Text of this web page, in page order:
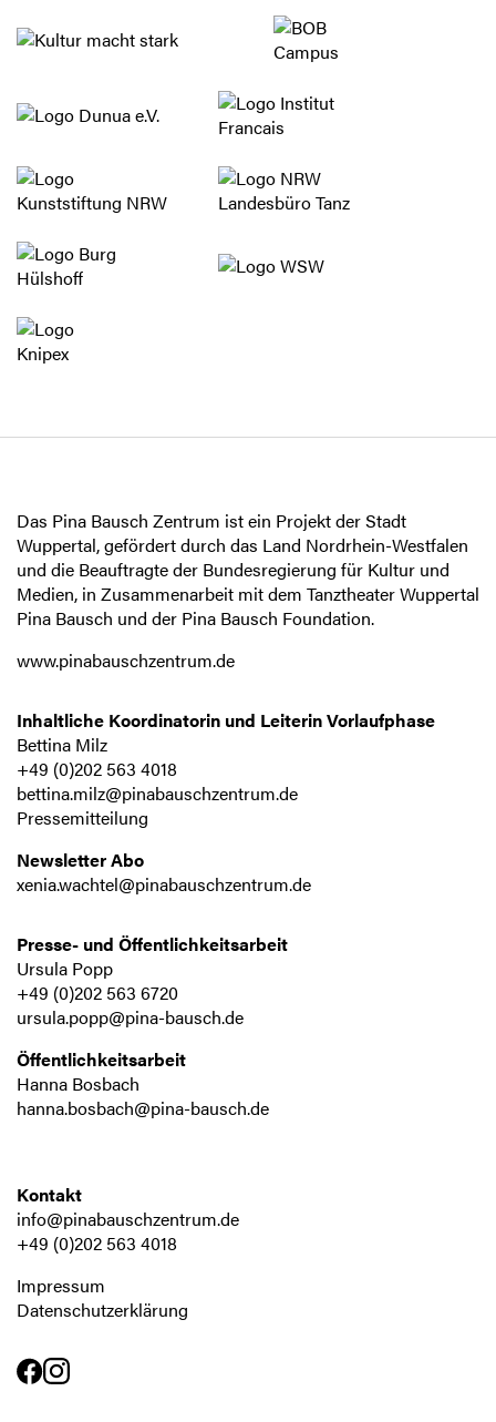
Das Pina Bausch Zentrum ist ein Projekt der Stadt
Wuppertal, gefördert durch das Land Nordrhein-Westfalen
und die Beauftragte der Bundesregierung für Kultur und
Medien, in Zusammenarbeit mit dem Tanztheater Wuppertal
Pina Bausch und der Pina Bausch Foundation.
www.pinabauschzentrum.de
Inhaltliche Koordinatorin und Leiterin Vorlaufphase
Bettina Milz
+49 (0)202 563 4018
bettina.milz@pinabauschzentrum.de
Pressemitteilung
Newsletter Abo
xenia.wachtel@pinabauschzentrum.de
Presse- und Öffentlichkeitsarbeit
Ursula Popp
+49 (0)202 563 6720
ursula.popp@pina-bausch.de
Öffentlichkeitsarbeit
Hanna Bosbach
hanna.bosbach@pina-bausch.de
Kontakt
info@pinabauschzentrum.de
+49 (0)202 563 4018
Impressum
Datenschutzerklärung